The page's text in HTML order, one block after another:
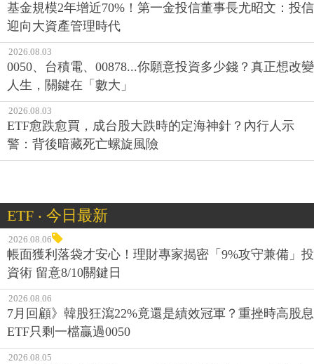
基金規模2年增近70%！第一金投信董事長尤昭文：投信
迎向大資產管理時代
2026.08.03
0050、台積電、00878...你願意投資多少錢？真正想改變
人生，關鍵在「數大」
2026.08.03
ETF愈跌愈買，成台股大跌時的定海神針？內行人示
警：背後暗藏死亡螺旋風險
ETF ‧ 今日最新
2026.08.06
帳面獲利落袋才安心！理財專家揭密「9%攻守兼備」投
資術 留意8/10關鍵日
2026.08.06
7月回顧》韓股狂瀉22%竟還是績效冠軍？重挫時高股息
ETF只剩一檔贏過0050
2026.08.05